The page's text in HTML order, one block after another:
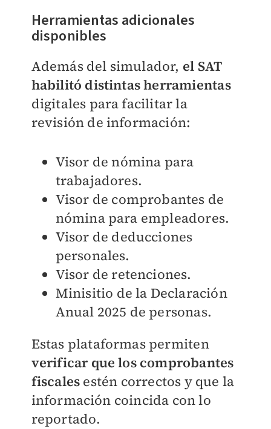
Herramientas adicionales
disponibles
Además del simulador, el SAT
habilitó distintas herramientas
digitales para facilitar la
revisión de información:
Visor de nómina para
trabajadores.
Visor de comprobantes de
nómina para empleadores.
Visor de deducciones
personales.
Visor de retenciones.
Minisitio de la Declaración
Anual 2025 de personas.
Estas plataformas permiten
verificar que los comprobantes
fiscales estén correctos y que la
información coincida con lo
reportado.